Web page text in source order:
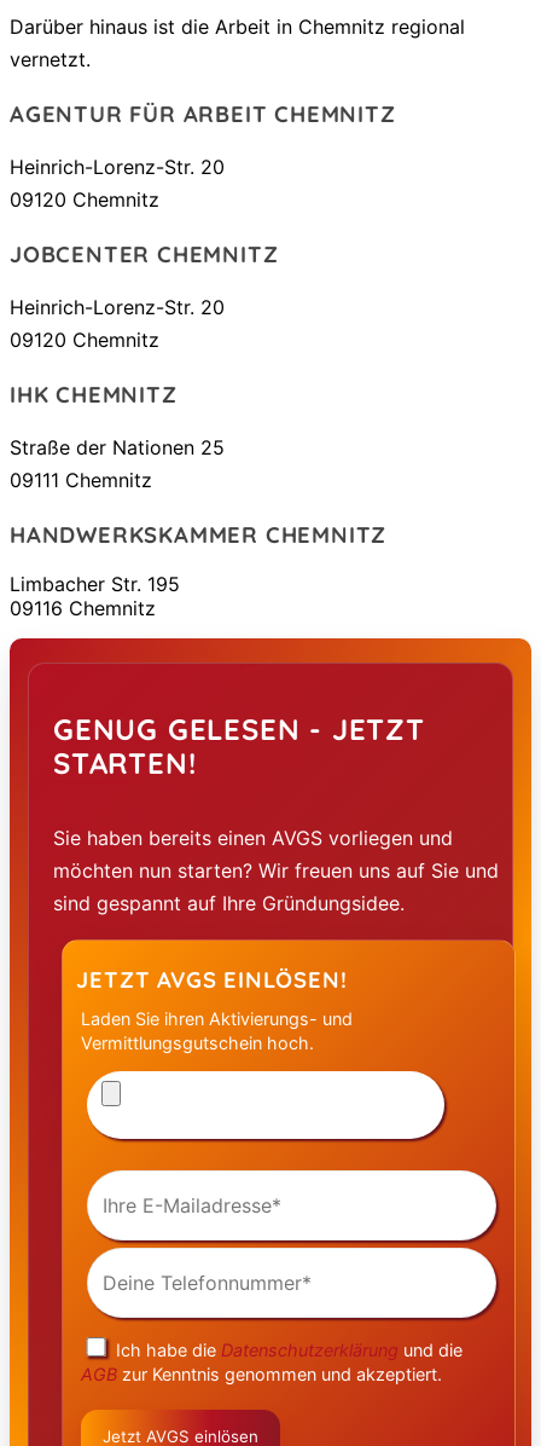
Darüber hinaus ist die Arbeit in Chemnitz regional
vernetzt.
AGENTUR FÜR ARBEIT CHEMNITZ
Heinrich-Lorenz-Str. 20
09120 Chemnitz
JOBCENTER CHEMNITZ
Heinrich-Lorenz-Str. 20
09120 Chemnitz
IHK CHEMNITZ
Straße der Nationen 25
09111 Chemnitz
HANDWERKSKAMMER CHEMNITZ
Limbacher Str. 195
09116 Chemnitz
GENUG GELESEN - JETZT
STARTEN!
Sie haben bereits einen AVGS vorliegen und
möchten nun starten? Wir freuen uns auf Sie und
sind gespannt auf Ihre Gründungsidee.
JETZT AVGS EINLÖSEN!
Laden Sie ihren Aktivierungs- und
Vermittlungsgutschein hoch.
Bitte
laden
Sie
alle
Ihres
AVGS
hoch
(PDF,
JPG,
PNG,
max.
5 MB,
Pflichtfeld)
Ihre
E-
Mailadresse
(Pflichtfeld)
Deine
Telefonnummer
(Pflichtfeld)
Ich habe die Datenschutzerklärung und die
AGB zur Kenntnis genommen und akzeptiert.